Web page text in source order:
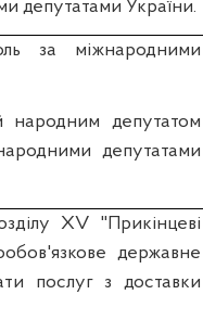
депутатами України.
за міжнародними
народним депутатом
депутатами
ХV "Прикінцеві
державне
послуг з доставки